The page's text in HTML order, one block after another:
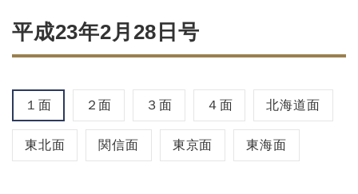
平成23年2月28日号
１面 ２面 ３面 ４面 北海道面
東北面 関信面 東京面 東海面